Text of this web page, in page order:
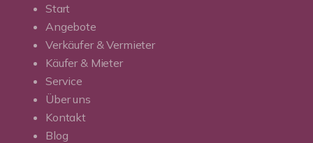
Start
Angebote
Verkäufer & Vermieter
Käufer & Mieter
Service
Über uns
Kontakt
Blog